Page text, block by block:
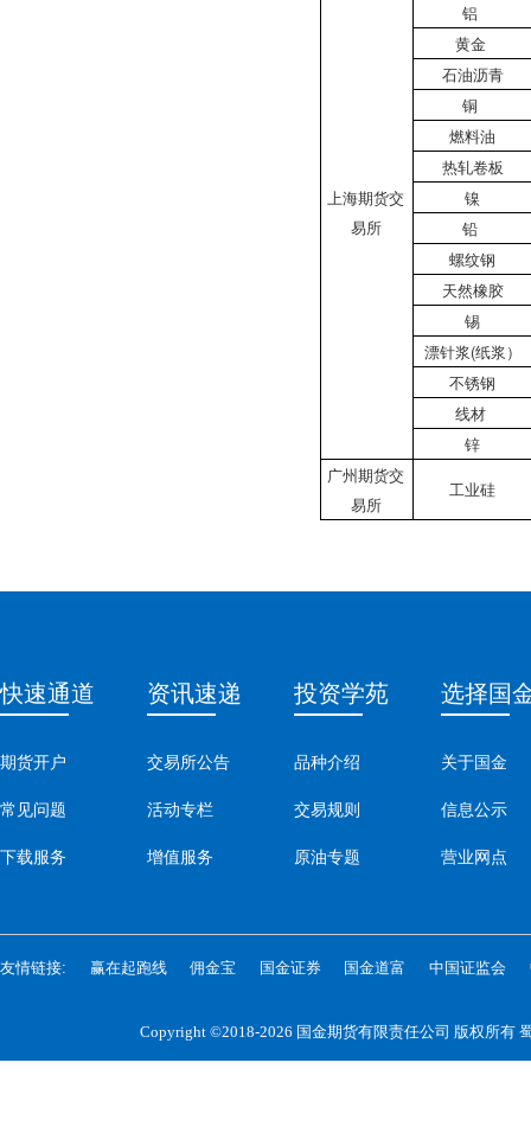
上海期货交
易所
铝
黄金
石油沥青
铜
燃料油
热轧卷板
镍
铅
螺纹钢
天然橡胶
锡
漂针浆(纸浆）
不锈钢
线材
锌
广州期货交
易所
工业硅
快速通道
期货开户
常见问题
下载服务
资讯速递
交易所公告
活动专栏
增值服务
投资学苑
品种介绍
交易规则
原油专题
选择国
关于国金
信息公示
营业网点
友情链接: 赢在起跑线 佣金宝 国金证券 国金道富 中国证监会
Copyright ©2018-2026 国金期货有限责任公司 版权所有